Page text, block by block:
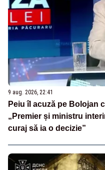
9 aug. 2026, 22:41
Peiu îl acuză pe Bolojan
„Premier și ministru
curaj să ia o decizie”